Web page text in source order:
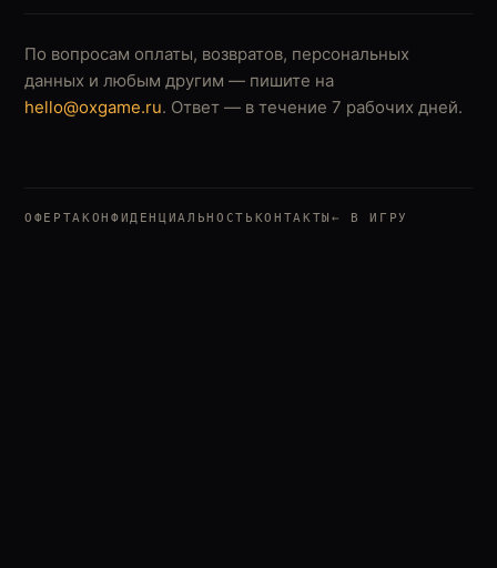
По вопросам оплаты, возвратов, персональных
данных и любым другим — пишите на
hello@oxgame.ru. Ответ — в течение 7 рабочих дней.
ОФЕРТАКОНФИДЕНЦИАЛЬНОСТЬ КОНТАКТЫ ← В ИГРУ